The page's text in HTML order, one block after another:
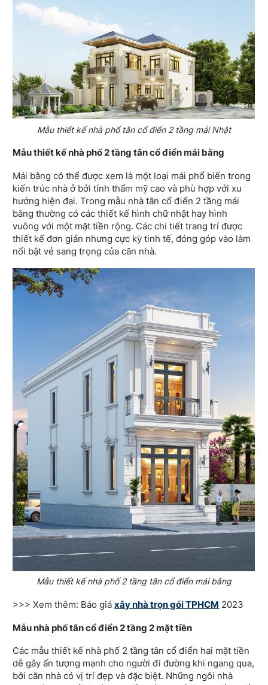
Mẫu thiết kế nhà phố tân cổ điển 2 tầng mái Nhật
Mẫu thiết kế nhà phố 2 tầng tân cổ điển mái bằng
Mái bằng có thể được xem là một loại mái phổ biến trong
kiến trúc nhà ở bởi tính thẩm mỹ cao và phù hợp với xu
hướng hiện đại. Trong mẫu nhà tân cổ điển 2 tầng mái
bằng thường có các thiết kế hình chữ nhật hay hình
vuông với một mặt tiền rộng. Các chi tiết trang trí được
thiết kế đơn giản nhưng cực kỳ tinh tế, đóng góp vào làm
nổi bật vẻ sang trọng của căn nhà.
Mẫu thiết kế nhà phố 2 tầng tân cổ điển mái bằng
>>> Xem thêm: Báo giáxây nhà trọn gói TPHCM 2023
Mẫu nhà phố tân cổ điển 2 tầng 2 mặt tiền
Các mẫu thiết kế nhà phố 2 tầng tân cổ điển hai mặt tiền
dễ gây ấn tượng mạnh cho người đi đường khi ngang qua,
bởi căn nhà có vị trí đẹp và đặc biệt. Những ngôi nhà